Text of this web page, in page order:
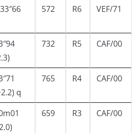
572 R6 VEF/71
732 R5 CAF/00
q
765 R4 CAF/00
659 R3 CAF/00